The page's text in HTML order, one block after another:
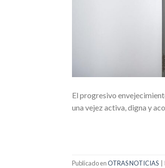
El progresivo
una vejez activa, digna y
Publicado enOTRAS NOTICIAS